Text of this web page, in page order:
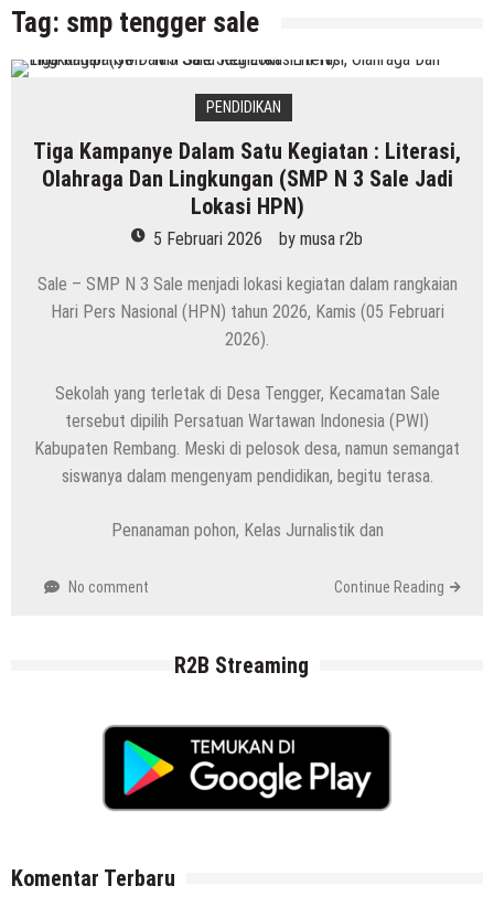
Tag: smp tengger sale
PENDIDIKAN
Tiga Kampanye Dalam Satu Kegiatan : Literasi,
Olahraga Dan Lingkungan (SMP N 3 Sale Jadi
Lokasi HPN)
5 Februari 2026 by musa r2b
Sale – SMP N 3 Sale menjadi lokasi kegiatan dalam rangkaian
Hari Pers Nasional (HPN) tahun 2026, Kamis (05 Februari
2026).
Sekolah yang terletak di Desa Tengger, Kecamatan Sale
tersebut dipilih Persatuan Wartawan Indonesia (PWI)
Kabupaten Rembang. Meski di pelosok desa, namun semangat
siswanya dalam mengenyam pendidikan, begitu terasa.
Penanaman pohon, Kelas Jurnalistik dan
No comment Continue Reading
R2B Streaming
Komentar Terbaru